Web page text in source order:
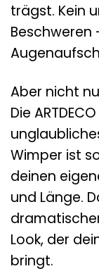
trägst. Kein
Beschweren
Aber nicht
Die
Wimper ist
deinen
und Länge.
Look, der
bringt.